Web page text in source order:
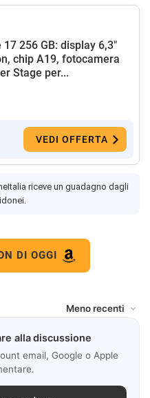
256 GB: display 6,3"
chip A19, fotocamera
Stage per...
VEDI OFFERTA
riceve un guadagno dagli
DI OGGI
alla discussione
email, Google o Apple